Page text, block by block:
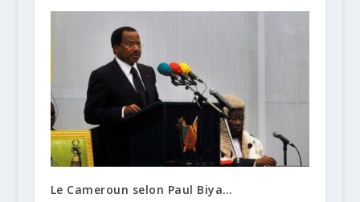
Le Cameroun selon Paul Biya…